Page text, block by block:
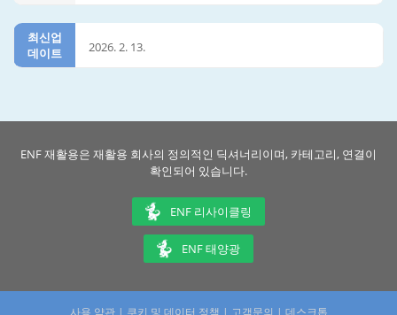
최신업
데이트
2026. 2. 13.
ENF 재활용은 재활용 회사의 정의적인 딕셔너리이며, 카테고리, 연결이
확인되어 있습니다.
ENF 리사이클링
ENF 태양광